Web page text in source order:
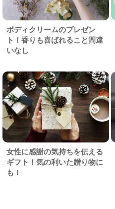
ボディクリームのプレゼン
ト！香りも喜ばれること間違
いなし
女性に感謝の気持ちを伝える
ギフト！気の利いた贈り物に
も！